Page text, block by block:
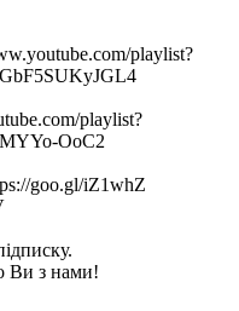
playlist?
playlist?
OoC2
goo.gl/iZ1whZ
Ви з нами!